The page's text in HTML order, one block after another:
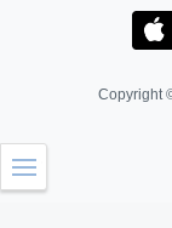
Copyright